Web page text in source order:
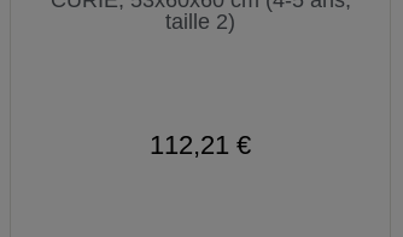
taille 2)
112,21 €